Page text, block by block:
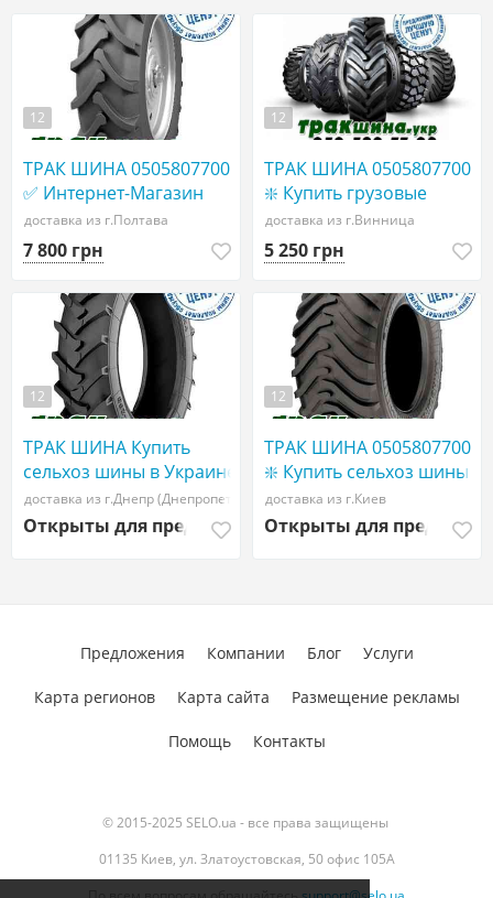
12
ТРАК ШИНА 0505807700
✅ Интернет-Магазин
ТРАКШИНА. УКР|
КУПИТЬ грузовые
ШИНЫ АГРО шины
СЕЛЬХОЗ ШИНЫ
доставка из г.Полтава
7 800 грн
12
ТРАК ШИНА 0505807700
❇️ Купить грузовые
шины в Украине WWW
ТРАКШИНА.УКР
Грузовая резина 455/40
r22,5
доставка из г.Винница
5 250 грн
12
ТРАК ШИНА Купить
сельхоз шины в Украине
| WWW ТРАКШИНА.УКР
| Сельхоз резина
900/60R32 Трак шина
доставка из г.Днепр (Днепропетровск)
Открыты для предложений
12
ТРАК ШИНА 0505807700
❇️ Купить сельхоз шины
в Украине | WWW
ТРАКШИНА.УКР |
Сельхоз резина 710/70
доставка из г.Киев
Открыты для
© 2015-2025 SELO.ua - все права защищены
01135 Киев, ул. Златоустовская, 50 офис 105А
Предложения Компании Блог Услуги
Карта регионов Карта сайта Размещение рекламы
Помощь Контакты